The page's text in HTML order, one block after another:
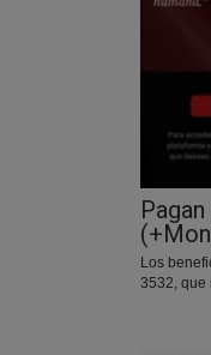
Los
3532, que